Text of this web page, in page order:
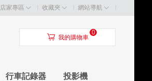
店家專區 收藏夾 網站導航
󰃦 我的購物車
0
行車記錄器 投影機